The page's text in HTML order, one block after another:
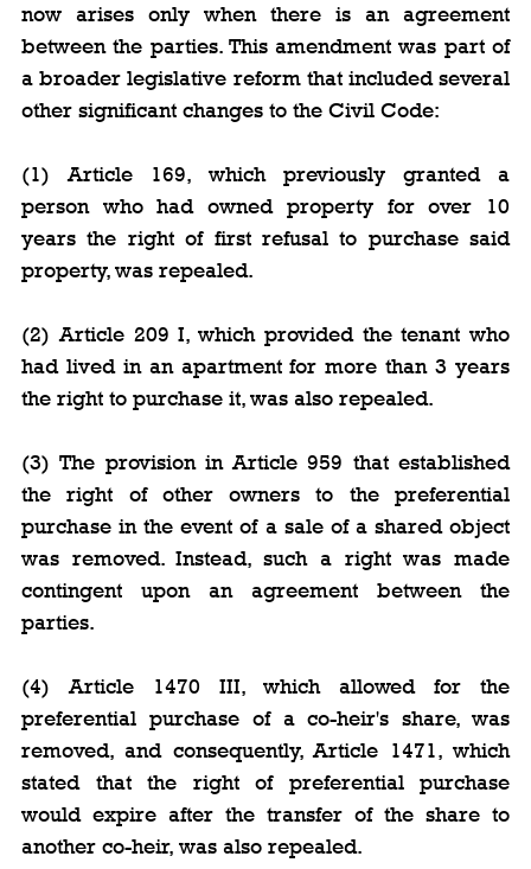
now arises only when there is an agreement
between the parties. This amendment was part of
a broader legislative reform that included several
other significant changes to the Civil Code:
(1) Article 169, which previously granted a
person who had owned property for over 10
years the right of first refusal to purchase said
property, was repealed.
(2) Article 209 I, which provided the tenant who
had lived in an apartment for more than 3 years
the right to purchase it, was also repealed.
(3) The provision in Article 959 that established
the right of other owners to the preferential
purchase in the event of a sale of a shared object
was removed. Instead, such a right was made
contingent upon an agreement between the
parties.
(4) Article 1470 III, which allowed for the
preferential purchase of a co-heir's share, was
removed, and consequently, Article 1471, which
stated that the right of preferential purchase
would expire after the transfer of the share to
another co-heir, was also repealed.